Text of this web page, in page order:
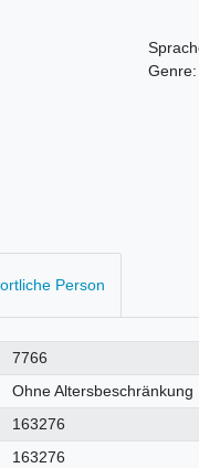
Person
7766
Ohne Altersbeschränkung
163276
163276